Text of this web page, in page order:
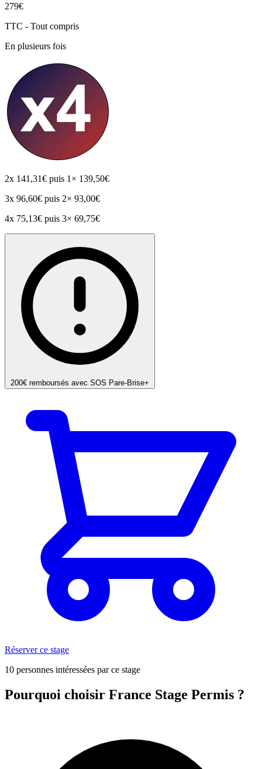
279€
TTC - Tout compris
En plusieurs fois
2x 141,31€ puis 1× 139,50€
3x 96,60€ puis 2× 93,00€
4x 75,13€ puis 3× 69,75€
200€ remboursés avec SOS Pare-Brise+
Réserver ce stage
10 personnes intéressées par ce stage
Pourquoi choisir France Stage Permis ?